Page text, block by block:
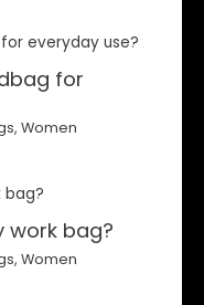
for
,Women
work bag?
,Women